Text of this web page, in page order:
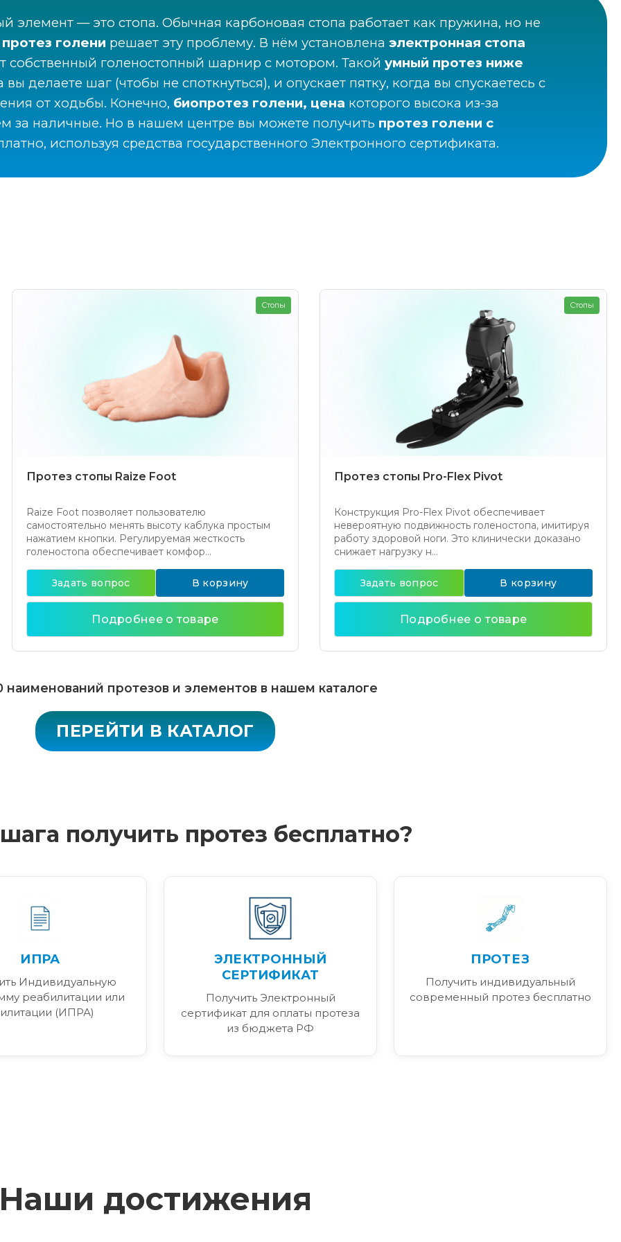
элемент — это стопа. Обычная карбоновая стопа работает как пружина, но не
голени решает эту проблему. В нём установлена электронная стопа
собственный голеностопный шарнир с мотором. Такой умный протез ниже
делаете шаг (чтобы не споткнуться), и опускает пятку, когда вы спускаетесь с
от ходьбы. Конечно, биопротез голени, цена которого высока из-за
за наличные. Но в нашем центре вы можете получить протез голени с
используя средства государственного Электронного сертификата.
Протез стопы Raize Foot
Raize Foot позволяет пользователю
самостоятельно менять высоту каблука простым
нажатием кнопки. Регулируемая жесткость
голеностопа обеспечивает комфор...
Стопы
Задать вопрос В корзину
Подробнее о товаре
Протез стопы Pro-Flex Pivot
Конструкция Pro-Flex Pivot обеспечивает
невероятную подвижность голеностопа, имитируя
работу здоровой ноги. Это клинически доказано
снижает нагрузку н...
Стопы
Задать вопрос В корзину
Подробнее о товаре
наименований протезов и элементов в нашем каталоге
ПЕРЕЙТИ В КАТАЛОГ
получить протез бесплатно?
ИПРА
Индивидуальную
реабилитации или
(ИПРА)
ЭЛЕКТРОННЫЙ
СЕРТИФИКАТ
Получить Электронный
сертификат для оплаты протеза
из бюджета РФ
ПРОТЕЗ
Получить индивидуальный
современный протез бесплатно
достижения